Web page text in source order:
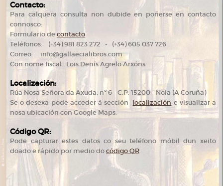
Contacto:
Para calquera consulta non dubide en poñerse en contacto
connosco:
Formulario decontacto
Teléfonos: (+34) 981 823 272 - (+34) 605 037 726
Correo: info@gallaecialibros.com
Con nome fiscal: Lois Denís Agrelo Arxóns
Localización:
Rúa Nosa Señora da Axuda, nº 6 - C.P. 15200 - Noia (A Coruña)
Se o desexa pode acceder á sección localización e visualizar a
nosa ubicación con Google Maps.
Código QR:
Pode capturar estes datos co seu teléfono móbil dun xeito
doado e rápido por medio docódigo QR.